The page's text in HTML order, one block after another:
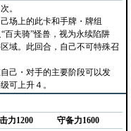
。
场上的此卡和手牌・牌组
百夫骑”怪兽，视为永续陷阱
域。此回合，自己不可特殊召
己・对手的主要阶段可以发
可上升４。
力1200 守备力1600